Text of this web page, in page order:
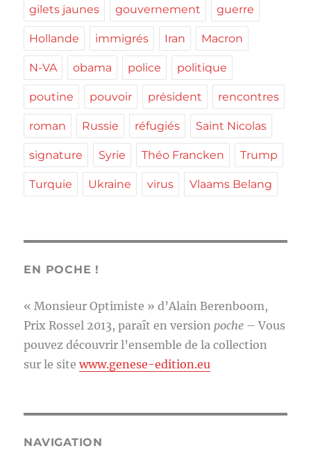
gilets jaunes gouvernement guerre
Hollande immigrés Iran Macron
N-VA obama police politique
poutine pouvoir président rencontres
roman Russie réfugiés Saint Nicolas
signature Syrie Théo Francken Trump
Turquie Ukraine virus Vlaams Belang
EN POCHE !
« Monsieur Optimiste » d’Alain Berenboom,
Prix Rossel 2013, paraît en version poche – Vous
pouvez découvrir l’ensemble de la collection
sur le sitewww.genese-edition.eu
NAVIGATION